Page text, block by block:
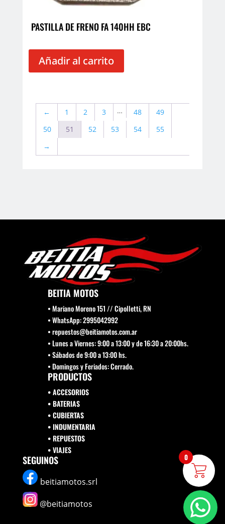
PASTILLA DE FRENO FA 140HH EBC
Añadir al carrito
← 1 2 3 … 48
49
50
51 52 53 54
55
→
BEITIA MOTOS
• Mariano Moreno 151 // Cipolletti, RN
• WhatsApp: 2995042992
• repuestos@beitiamotos.com.ar
• Lunes a Viernes: 9:00 a 13:00 y de 16:30 a 20:00hs.
• Sábados de 9:00 a 13:00 hs.
• Domingos y Feriados: Cerrado.
PRODUCTOS
• ACCESORIOS
• BATERIAS
• CUBIERTAS
• INDUMENTARIA
• REPUESTOS
•VIAJES
SEGUINOS
beitiamotos.srl
@beitiamotos
0